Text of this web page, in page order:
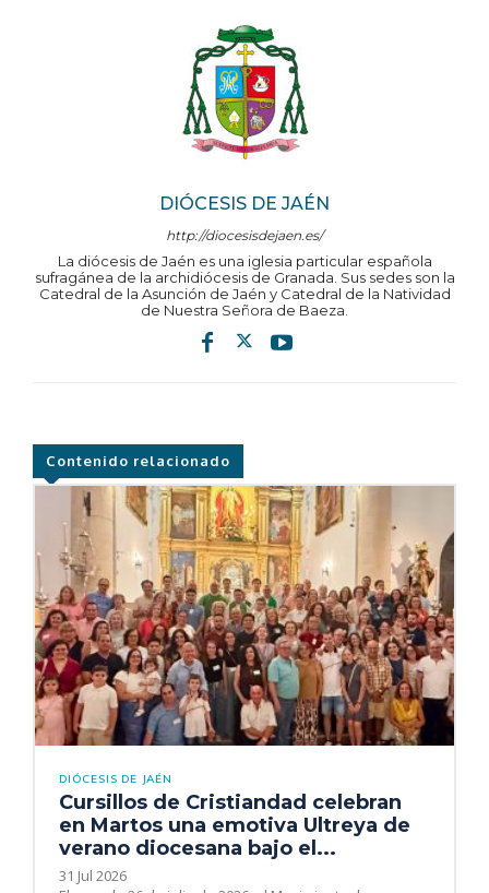
DIÓCESIS DE JAÉN
http://diocesisdejaen.es/
La diócesis de Jaén es una iglesia particular española
sufragánea de la archidiócesis de Granada. Sus sedes son la
Catedral de la Asunción de Jaén y Catedral de la Natividad
de Nuestra Señora de Baeza.
Contenido relacionado
DIÓCESIS DE JAÉN
Cursillos de Cristiandad celebran
en Martos una emotiva Ultreya de
verano diocesana bajo el...
31 Jul 2026